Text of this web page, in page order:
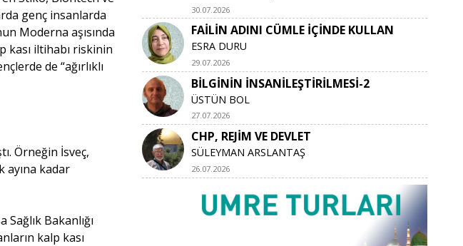
genç insanlarda
Moderna aşısında
kası iltihabı riskinin
de “ağırlıklı
Örneğin İsveç,
ayına kadar
Bakanlığı
kalp kası
30.07.2026
FAİLİN ADINI CÜMLE İÇİNDE KULLAN
ESRA DURU
29.07.2026
BİLGİNİN İNSANİLEŞTİRİLMESİ-2
ÜSTÜN BOL
27.07.2026
CHP, REJİM VE DEVLET
SÜLEYMAN ARSLANTAŞ
26.07.2026